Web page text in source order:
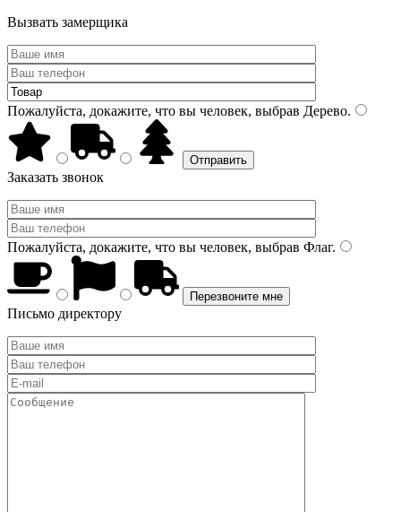
Вызвать замерщика
Пожалуйста, докажите, что вы человек, выбрав Дерево.
Заказать звонок
Пожалуйста, докажите, что вы человек, выбрав Флаг.
Письмо директору